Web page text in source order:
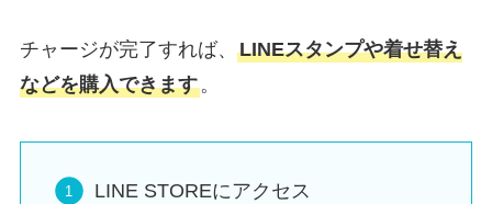
チャージが完了すれば、 LINEスタンプや着せ替え
などを購入できます。
LINE STOREにアクセス